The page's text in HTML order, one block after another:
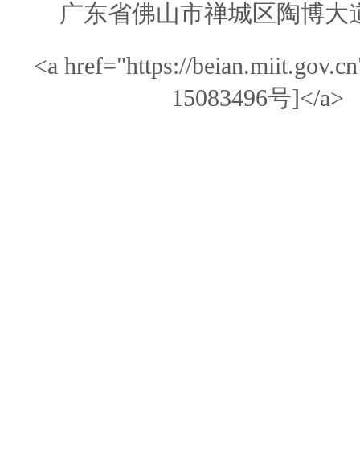
广东省佛山市禅城区陶博大
<a href="https://
15083496号]</a>